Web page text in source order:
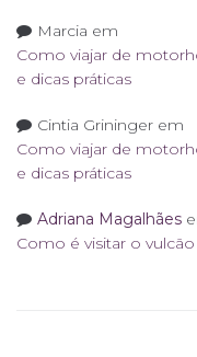
Marcia em
Como viajar de
e dicas práticas
Cintia Grininger em
Como viajar de
e dicas práticas
Adriana Magalhães
Como é visitar o